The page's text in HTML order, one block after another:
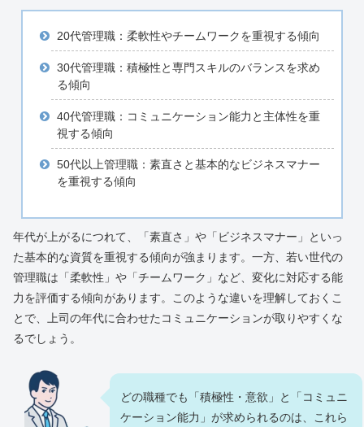
20代管理職：柔軟性やチームワークを重視する傾向
30代管理職：積極性と専門スキルのバランスを求め
る傾向
40代管理職：コミュニケーション能力と主体性を重
視する傾向
50代以上管理職：素直さと基本的なビジネスマナー
を重視する傾向
年代が上がるにつれて、「素直さ」や「ビジネスマナー」といっ
た基本的な資質を重視する傾向が強まります。一方、若い世代の
管理職は「柔軟性」や「チームワーク」など、変化に対応する能
力を評価する傾向があります。このような違いを理解しておくこ
とで、上司の年代に合わせたコミュニケーションが取りやすくな
るでしょう。
どの職種でも「積極性・意欲」と「コミュニ
ケーション能力」が求められるのは、これら